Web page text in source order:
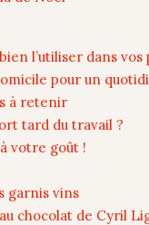
l’utiliser dans vos
pour un
à retenir
tard du travail ?
votre goût !
garnis vins
chocolat de Cyril